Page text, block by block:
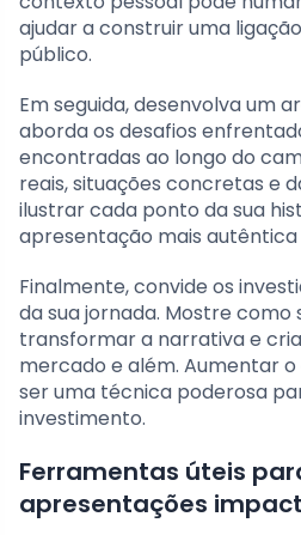
ajudar a construir uma
público.
Em seguida, desenvolva um
aborda os desafios
encontradas ao longo do
reais, situações concretas e
ilustrar cada ponto da sua
apresentação mais
Finalmente, convide os
da sua jornada. Mostre como
transformar a narrativa e
mercado e além. Aumentar
ser uma técnica poderosa
investimento.
Ferramentas úteis
apresentações